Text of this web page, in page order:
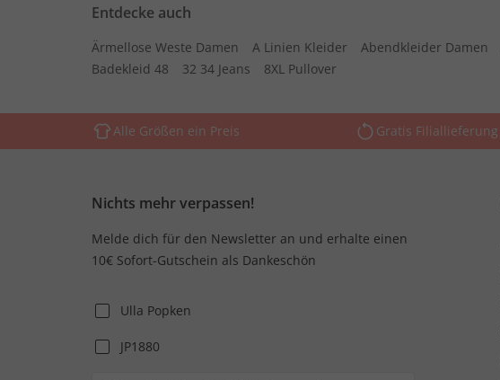
Entdecke auch
Ärmellose Weste Damen A Linien Kleider Abendkleider Damen
Badekleid 48
32 34 Jeans 8XL Pullover
Alle Größen ein Preis Gratis Filiallieferung
Nichts mehr verpassen!
Melde dich für den Newsletter an und erhalte einen
10€ Sofort-Gutschein als Dankeschön
Ulla Popken
JP1880